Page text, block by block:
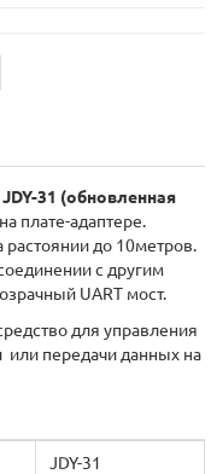
JDY-31 (обновленная
плате-адаптере.
до 10метров.
с другим
UART мост.
для управления
передачи данных на
JDY-31